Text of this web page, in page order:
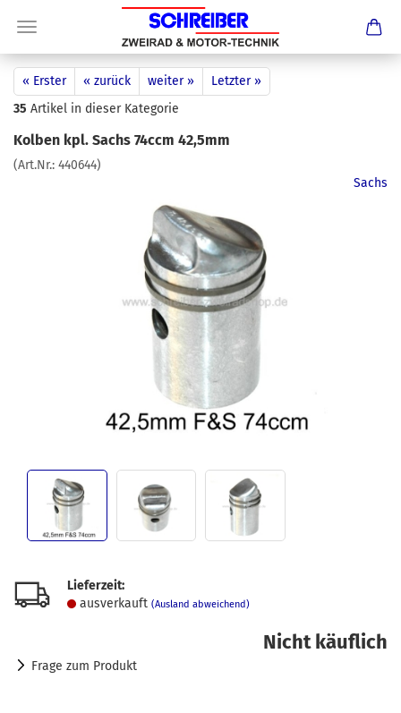
« Erster « zurück weiter »
Letzter »
35 Artikel in dieser Kategorie
Kolben kpl. Sachs 74ccm 42,5mm
(Art.Nr.: 440644)
Sachs
Lieferzeit:
ausverkauft (Ausland abweichend)
Nicht käuflich
Frage zum Produkt